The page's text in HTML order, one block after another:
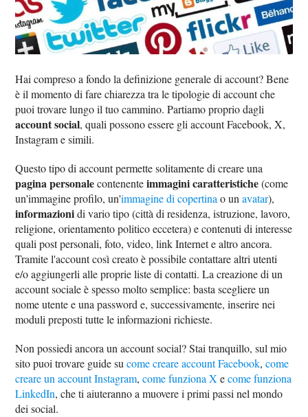
Hai compreso a fondo la definizione generale di account? Bene
è il momento di fare chiarezza tra le tipologie di account che
puoi trovare lungo il tuo cammino. Partiamo proprio dagli
account social, quali possono essere gli account Facebook, X,
Instagram e simili.
Questo tipo di account permette solitamente di creare una
pagina personalecontenenteimmagini caratteristiche(come
un'immagine profilo, un'immagine di copertinao unavatar),
informazionidi vario tipo (città di residenza, istruzione, lavoro,
religione, orientamento politico eccetera) e contenuti di interesse
quali post personali, foto, video, link Internet e altro ancora.
Tramite l'account così creato è possibile contattare altri utenti
e/o aggiungerli alle proprie liste di contatti. La creazione di un
account sociale è spesso molto semplice: basta scegliere un
nome utente e una password e, successivamente, inserire nei
moduli preposti tutte le informazioni richieste.
Non possiedi ancora un account social? Stai tranquillo, sul mio
sito puoi trovare guide sucome creare account Facebook,come
creare un account Instagram,come funziona X ecome funziona
LinkedIn, che ti aiuteranno a muovere i primi passi nel mondo
dei social.